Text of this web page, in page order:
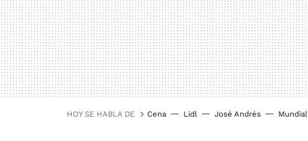
HOY SE HABLA DE Cena Lidl José Andrés Mundial